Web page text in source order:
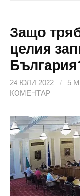
Защо
целия
24 ЮЛИ 2022 / 5
КОМЕНТАР